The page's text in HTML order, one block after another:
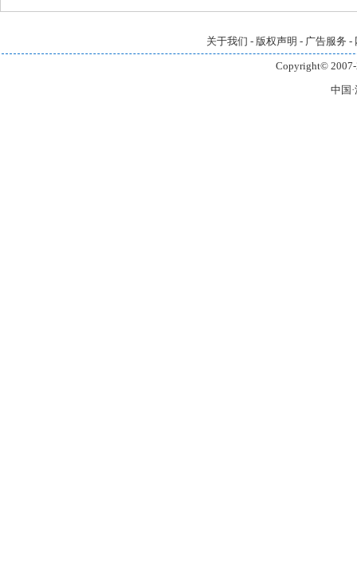
关于我们 - 版权声明 - 广告服务 -
Copyright©
中国